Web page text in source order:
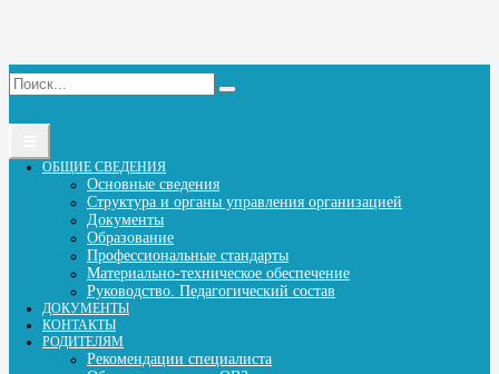
navigation
ОБЩИЕ СВЕДЕНИЯ
Основные сведения
Структура и органы управления организацией
Документы
Образование
Профессиональные стандарты
Материально-техническое обеспечение
Руководство. Педагогический состав
ДОКУМЕНТЫ
КОНТАКТЫ
РОДИТЕЛЯМ
Рекомендации специалиста